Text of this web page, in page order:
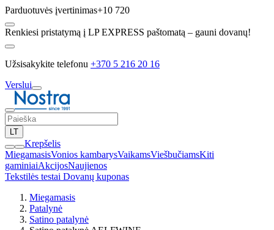
Parduotuvės įvertinimas+10 720
Renkiesi pristatymą į LP EXPRESS paštomatą – gauni dovanų!
Užsisakykite telefonu +370 5 216 20 16
Verslui
LT
Krepšelis
MiegamasisVonios kambarysVaikamsViešbučiamsKiti
gaminiaiAkcijosNaujienos
Tekstilės testai Dovanų kuponas
Miegamasis
Patalynė
Satino patalynė